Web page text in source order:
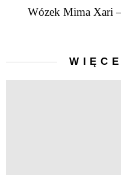
Wózek Mima Xari